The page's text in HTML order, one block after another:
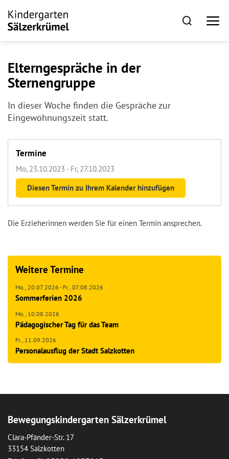
Elterngespräche in der
Sternengruppe
In dieser Woche finden die Gespräche zur
Eingewöhnungszeit statt.
Termine
Mo, 23.10.2023 - Fr, 27.10.2023
Diesen Termin zu Ihrem Kalender hinzufügen
Die Erzieherinnen werden Sie für einen Termin ansprechen.
Weitere Termine
Mo., 20.07.2026 - Fr., 07.08.2026
Sommerferien 2026
Mo., 10.08.2026
Pädagogischer Tag für das Team
Fr., 11.09.2026
Personalausflug der Stadt Salzkotten
Bewegungskindergarten Sälzerkrümel
Clara-Pfänder-Str. 17
33154 Salzkotten